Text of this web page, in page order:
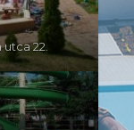
22.